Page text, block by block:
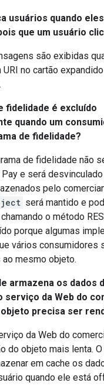
usuários quando
que um usuário
são exibidas
URI no cartão
fidelidade é excluído
quando um
de fidelidade?
de fidelidade não
Pay e será
pelo
será mantido e
o método
porque algumas
vários consumidores
mesmo objeto.
armazena os dados
serviço da Web do
precisa ser
da Web do
do objeto mais lenta.
em cache os
quando ele está